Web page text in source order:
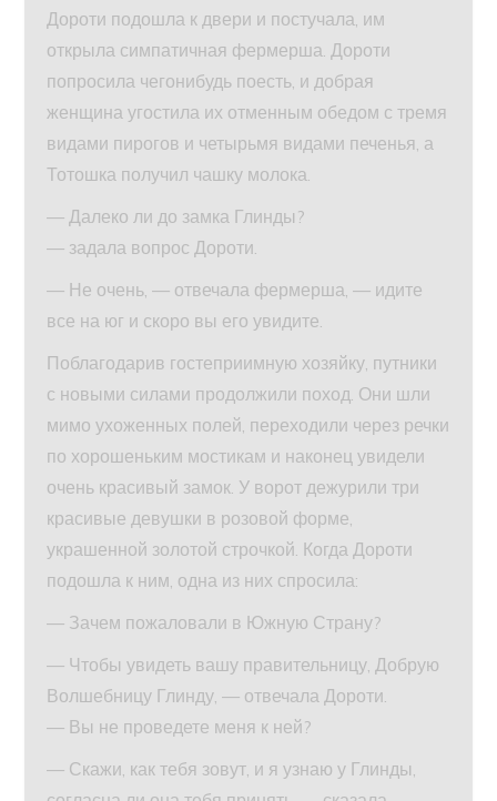
Дороти подошла к двери и постучала, им
открыла симпатичная фермерша. Дороти
попросила чегонибудь поесть, и добрая
женщина угостила их отменным обедом с тремя
видами пирогов и четырьмя видами печенья, а
Тотошка получил чашку молока.
— Далеко ли до замка Глинды?
— задала вопрос Дороти.
— Не очень, — отвечала фермерша, — идите
все на юг и скоро вы его увидите.
Поблагодарив гостеприимную хозяйку, путники
с новыми силами продолжили поход. Они шли
мимо ухоженных полей, переходили через речки
по хорошеньким мостикам и наконец увидели
очень красивый замок. У ворот дежурили три
красивые девушки в розовой форме,
украшенной золотой строчкой. Когда Дороти
подошла к ним, одна из них спросила:
— Зачем пожаловали в Южную Страну?
— Чтобы увидеть вашу правительницу, Добрую
Волшебницу Глинду, — отвечала Дороти.
— Вы не проведете меня к ней?
— Скажи, как тебя зовут, и я узнаю у Глинды,